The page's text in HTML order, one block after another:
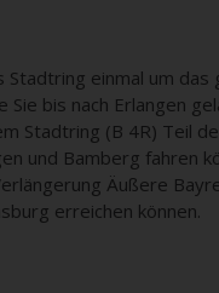
einmal um das
bis nach Erlangen
Stadtring (B 4R) Teil
und Bamberg fahren
Äußere
erreichen können.